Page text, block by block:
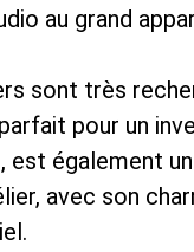
au grand
sont très
pour un
également
avec son